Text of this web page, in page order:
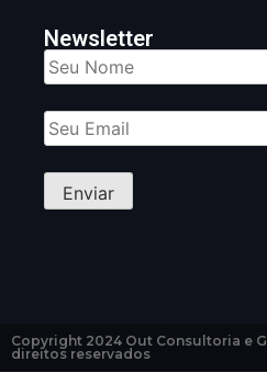
Newsletter
Copyright 2024 Out Consultoria e
direitos reservados